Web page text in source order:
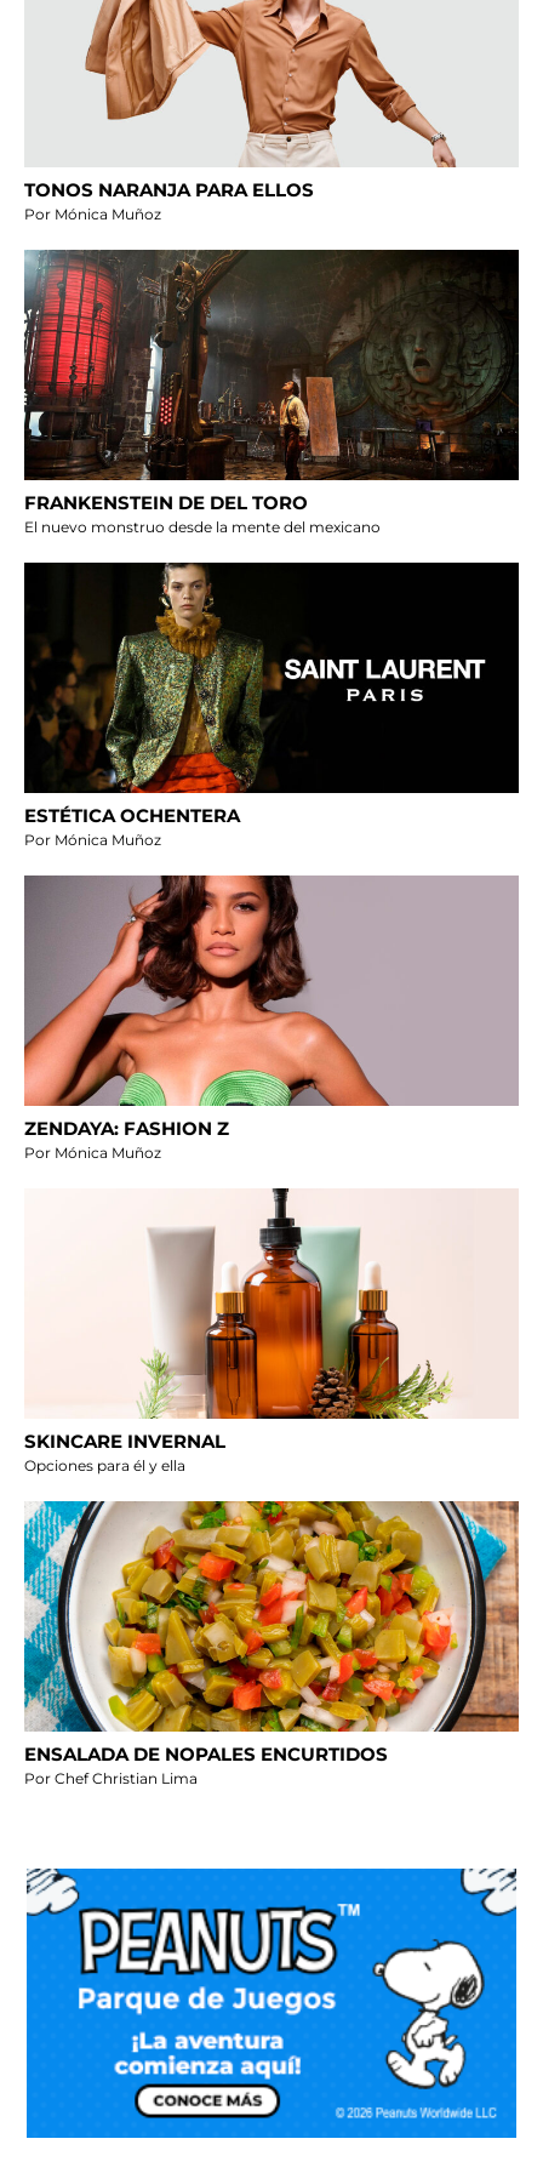
TONOS NARANJA PARA ELLOS
Por Mónica Muñoz
FRANKENSTEIN DE DEL TORO
El nuevo monstruo desde la mente del mexicano
ESTÉTICA OCHENTERA
Por Mónica Muñoz
ZENDAYA: FASHION Z
Por Mónica Muñoz
SKINCARE INVERNAL
Opciones para él y ella
ENSALADA DE NOPALES ENCURTIDOS
Por Chef Christian Lima